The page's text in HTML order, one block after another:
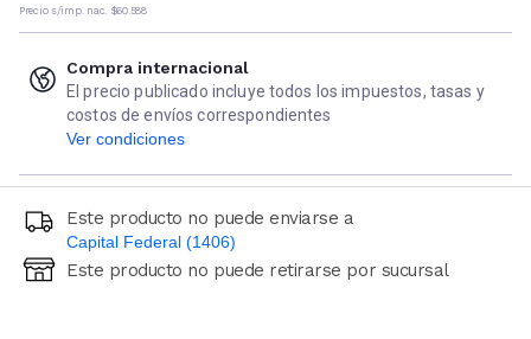
Precio s/imp. nac. $60.588
Compra internacional
El precio publicado incluye todos los impuestos, tasas y
costos de envíos correspondientes
Ver condiciones
Este producto no puede enviarse a
Capital Federal (1406)
Ingresá código postal (sólo números)
Este producto no puede retirarse por sucursal